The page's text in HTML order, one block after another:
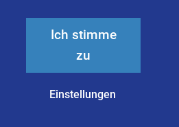
Ich stimme
zu
Einstellungen